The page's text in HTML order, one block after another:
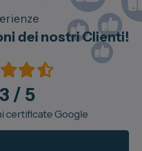
dei nostri Clienti!
/ 5
certificate Google